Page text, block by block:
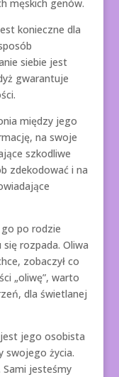
męskich genów.
konieczne dla
siebie jest
gwarantuje
między jego
na swoje
szkodliwe
zdekodować i na
po rodzie
rozpada. Oliwa
zobaczył co
„oliwę”, warto
dla świetlanej
jego osobista
swojego życia.
jesteśmy